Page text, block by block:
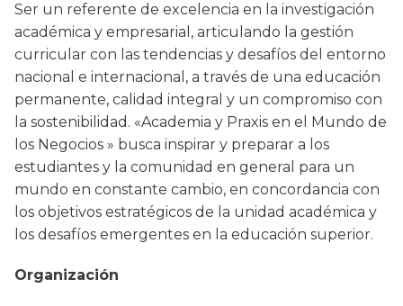
Ser un referente de excelencia en la investigación
académica y empresarial, articulando la gestión
curricular con las tendencias y desafíos del entorno
nacional e internacional, a través de una educación
permanente, calidad integral y un compromiso con
la sostenibilidad. «Academia y Praxis en el Mundo de
los Negocios » busca inspirar y preparar a los
estudiantes y la comunidad en general para un
mundo en constante cambio, en concordancia con
los objetivos estratégicos de la unidad académica y
los desafíos emergentes en la educación superior.
Organización